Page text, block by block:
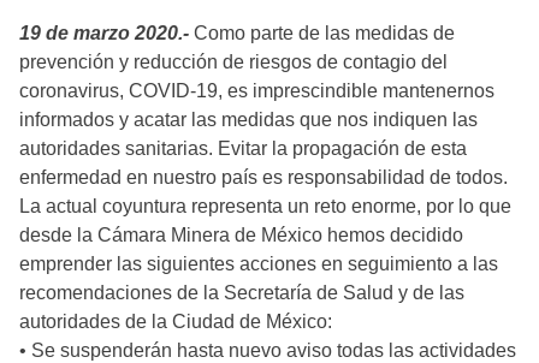
19 de marzo 2020.- Como parte de las medidas de
prevención y reducción de riesgos de contagio del
coronavirus, COVID-19, es imprescindible mantenernos
informados y acatar las medidas que nos indiquen las
autoridades sanitarias. Evitar la propagación de esta
enfermedad en nuestro país es responsabilidad de todos.
La actual coyuntura representa un reto enorme, por lo que
desde la Cámara Minera de México hemos decidido
emprender las siguientes acciones en seguimiento a las
recomendaciones de la Secretaría de Salud y de las
autoridades de la Ciudad de México:
• Se suspenderán hasta nuevo aviso todas las actividades